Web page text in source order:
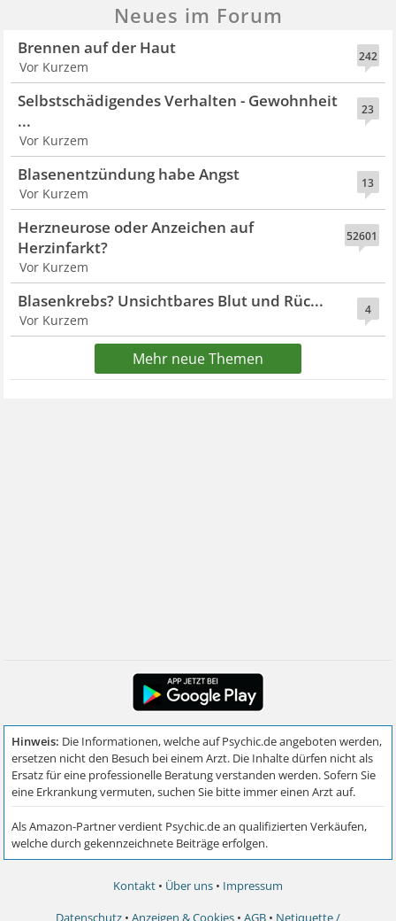
Neues im Forum
242
Brennen auf der Haut
Vor Kurzem
23
Selbstschädigendes Verhalten - Gewohnheit
...
Vor Kurzem
13
Blasenentzündung habe Angst
Vor Kurzem
52601
Herzneurose oder Anzeichen auf
Herzinfarkt?
Vor Kurzem
4
Blasenkrebs? Unsichtbares Blut und Rüc...
Vor Kurzem
Mehr neue Themen
Kontakt • Über uns • Impressum
Datenschutz • Anzeigen & Cookies • AGB • Netiquette /